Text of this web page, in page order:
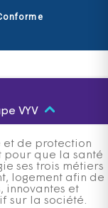
VYV
et de protection
pour que la santé
ses trois métiers
logement afin de
innovantes et
sur la société.